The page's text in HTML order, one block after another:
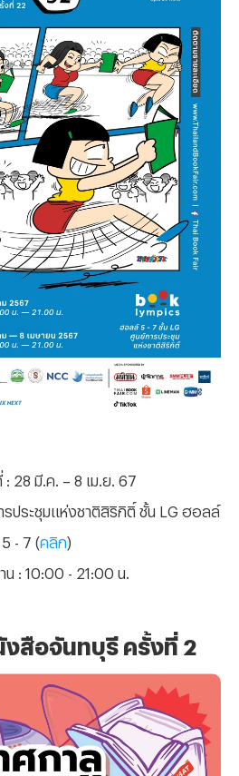
: 28 มี.ค. – 8 เม.ย. 67
ประชุมแห่งชาติสิริกิติ์ ชั้น LG ฮอลล์
5 - 7 (คลิก)
น : 10:00 - 21:00 น.
งสือจันทบุรี ครั้งที่ 2